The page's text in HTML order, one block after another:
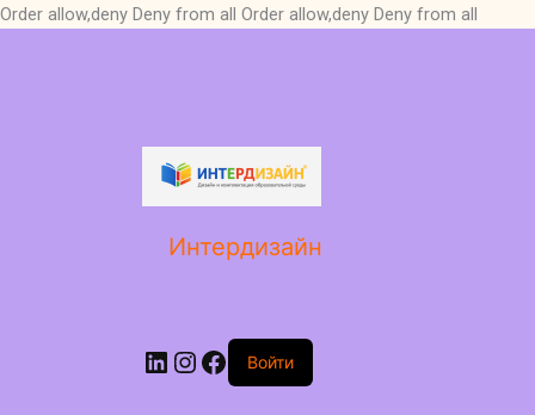
Order allow,deny Deny from all Order allow,deny Deny from all
Интердизайн
LinkedIn
Instagram
Facebook
Войти